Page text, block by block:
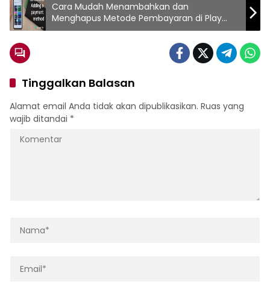
Cara Mudah Menambahkan dan
Menghapus Metode Pembayaran di Play
Store
Tinggalkan Balasan
Alamat email Anda tidak akan dipublikasikan. Ruas yang
wajib ditandai *